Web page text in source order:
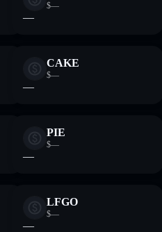
$—
—
CAKE
$—
—
PIE
$—
—
LFGO
$—
—